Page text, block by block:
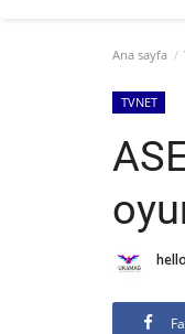
Ana sayfa
TVNET